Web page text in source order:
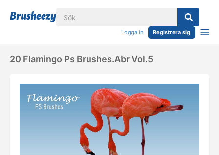
Logga in Registrera sig
20 Flamingo Ps Brushes.abr Vol.5